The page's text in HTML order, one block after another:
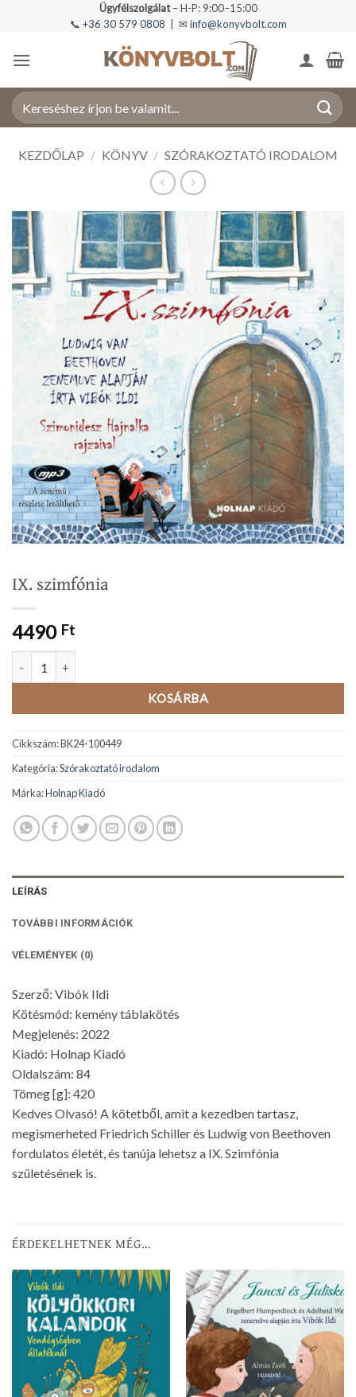
Ügyfélszolgálat– H-P: 9:00–15:00
📞 +36 30 579 0808 | ✉ info@konyvbolt.com
Keresés
a
KEZDŐLAP / KÖNYV / SZÓRAKOZTATÓ IRODALOM
IX. szimfónia
4490 Ft
KOSÁRBA
Cikkszám:BK24-100449
Kategória:Szórakoztató irodalom
Márka:Holnap Kiadó
LEÍRÁS
TOVÁBBI INFORMÁCIÓK
VÉLEMÉNYEK (0)
Szerző: Vibók Ildi
Kötésmód: kemény táblakötés
Megjelenés: 2022
Kiadó: Holnap Kiadó
Oldalszám: 84
Tömeg [g]: 420
Kedves Olvasó! A kötetből, amit a kezedben tartasz,
megismerheted Friedrich Schiller és Ludwig von Beethoven
fordulatos életét, és tanúja lehetsz a IX. Szimfónia
születésének is.
ÉRDEKELHETNEK MÉG…